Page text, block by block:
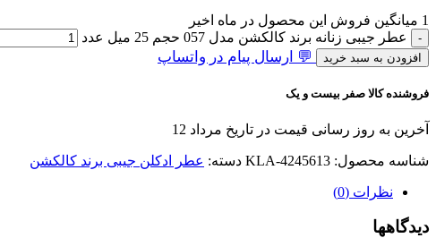
1 میانگین فروش این محصول در ماه اخیر
عطر جیبی زنانه برند کالکشن مدل 057 حجم 25 میل عدد
افزودن به سبد خرید 💬 ارسال پیام در واتساپ
فروشنده کالا صفر بیست و یک
آخرین به روز رسانی قیمت در تاریخ مرداد 12
شناسه محصول: KLA-4245613 دسته: عطر ادکلن جیبی برند کالکشن
نظرات (0)
دیدگاهها